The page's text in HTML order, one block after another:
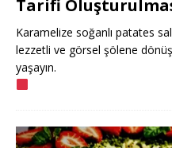
Tarifi
Karamelize soğanlı patates
lezzetli ve görsel şölene
yaşayın.